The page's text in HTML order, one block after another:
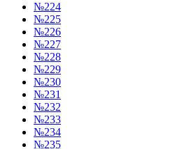
№224
№225
№226
№227
№228
№229
№230
№231
№232
№233
№234
№235